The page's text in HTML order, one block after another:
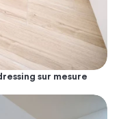
sur mesure